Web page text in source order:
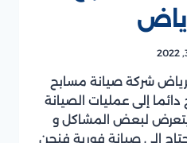
شركة صيانة مسابح
دائما إلى عمليات الصيانة
لبعض المشاكل و
إلى صيانة فورية فنحن